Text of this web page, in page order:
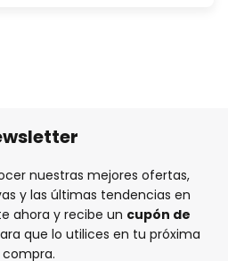
nuestras mejores ofertas,
y las últimas tendencias en
ahora y recibe un cupón de
que lo utilices en tu próxima
compra.